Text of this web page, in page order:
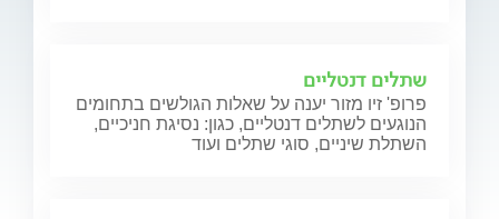
שתלים דנטליים
פרופ' זיו מזור יענה על שאלות הגולשים בתחומים
הנוגעים לשתלים דנטליים, כגון: נסיגת חניכיים,
השתלת שיניים, סוגי שתלים ועוד